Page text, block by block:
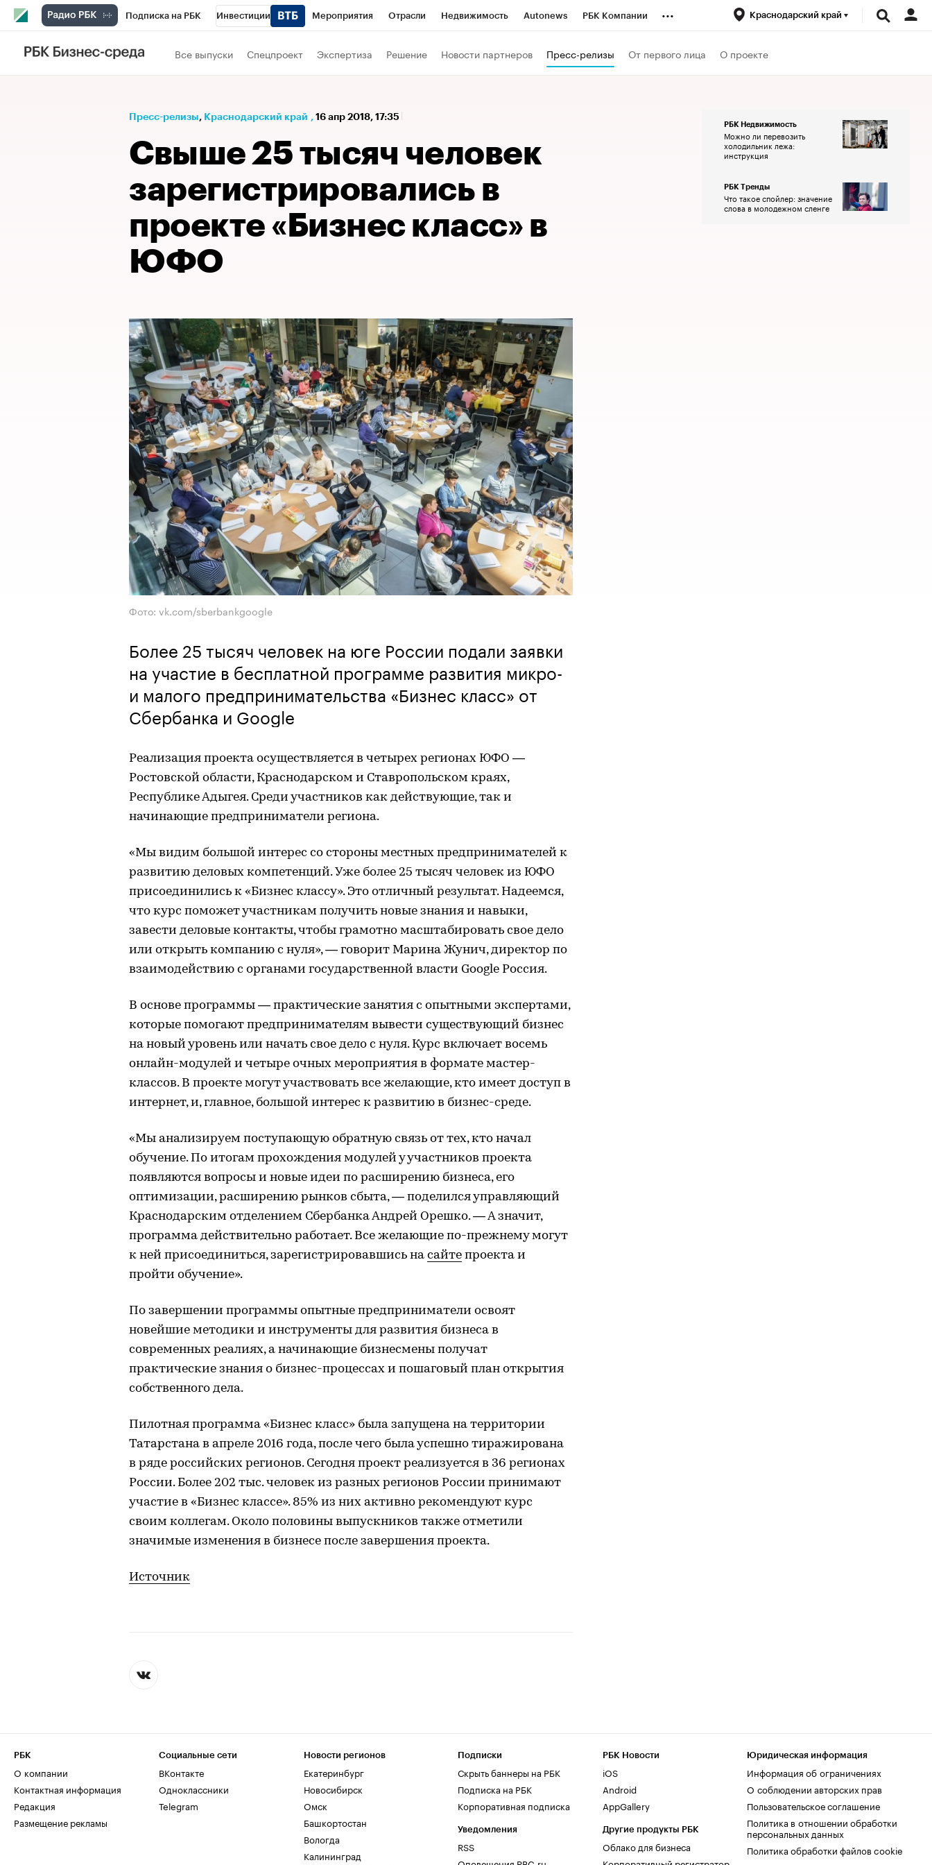
Подписка на РБК Инвестиции Мероприятия Отрасли Недвижимость Autonews РБК Компании
Телеканал
Спецпроекты Проверка контрагентов
... Краснодарский край
Все выпуски Спецпроект Экспертиза Решение Новости партнеров Пресс-релизы От первого лица О проекте
Пресс-релизы⁠, Краснодарский край , 16 апр 2018, 17:35
Свыше 25 тысяч человек
зарегистрировались в
проекте «Бизнес класс» в
ЮФО
Фото: vk.com/sberbankgoogle
Более 25 тысяч человек на юге России подали заявки
на участие в бесплатной программе развития микро-
и малого предпринимательства «Бизнес класс» от
Сбербанка и Google
Реализация проекта осуществляется в четырех регионах ЮФО —
Ростовской области, Краснодарском и Ставропольском краях,
Республике Адыгея. Среди участников как действующие, так и
начинающие предприниматели региона.
«Мы видим большой интерес со стороны местных предпринимателей к
развитию деловых компетенций. Уже более 25 тысяч человек из ЮФО
присоединились к «Бизнес классу». Это отличный результат. Надеемся,
что курс поможет участникам получить новые знания и навыки,
завести деловые контакты, чтобы грамотно масштабировать свое дело
или открыть компанию с нуля», — говорит Марина Жунич, директор по
взаимодействию с органами государственной власти Google Россия.
В основе программы — практические занятия с опытными экспертами,
которые помогают предпринимателям вывести существующий бизнес
на новый уровень или начать свое дело с нуля. Курс включает восемь
онлайн-модулей и четыре очных мероприятия в формате мастер-
классов. В проекте могут участвовать все желающие, кто имеет доступ в
интернет, и, главное, большой интерес к развитию в бизнес-среде.
«Мы анализируем поступающую обратную связь от тех, кто начал
обучение. По итогам прохождения модулей у участников проекта
появляются вопросы и новые идеи по расширению бизнеса, его
оптимизации, расширению рынков сбыта, — поделился управляющий
Краснодарским отделением Сбербанка Андрей Орешко. — А значит,
программа действительно работает. Все желающие по-прежнему могут
к ней присоединиться, зарегистрировавшись на сайте проекта и
пройти обучение».
По завершении программы опытные предприниматели освоят
новейшие методики и инструменты для развития бизнеса в
современных реалиях, а начинающие бизнесмены получат
практические знания о бизнес-процессах и пошаговый план открытия
собственного дела.
Пилотная программа «Бизнес класс» была запущена на территории
Татарстана в апреле 2016 года, после чего была успешно тиражирована
в ряде российских регионов. Сегодня проект реализуется в 36 регионах
России. Более 202 тыс. человек из разных регионов России принимают
участие в «Бизнес классе». 85% из них активно рекомендуют курс
своим коллегам. Около половины выпускников также отметили
значимые изменения в бизнесе после завершения проекта.
Источник
РБК Недвижимость
Можно ли перевозить
холодильник лежа:
инструкция
РБК Тренды
Что такое спойлер: значение
слова в молодежном сленге
РБК
О компании
Контактная информация
Редакция
Размещение рекламы
Социальные сети
ВКонтакте
Одноклассники
Telegram
Новости регионов
Екатеринбург
Новосибирск
Омск
Башкортостан
Вологда
Калининград
Подписки
Скрыть баннеры на РБК
Подписка на РБК
Корпоративная подписка
Уведомления
RSS
РБК Новости
iOS
Android
AppGallery
Другие продукты РБК
Облако для бизнеса
Юридическая информация
Информация об ограничениях
О соблюдении авторских прав
Пользовательское соглашение
Политика в отношении обработки
персональных данных
Политика обработки файлов cookie